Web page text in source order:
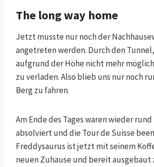
The long way home
Jetzt musste nur noch der
angetreten werden. Durch den
aufgrund der Höhe nicht mehr
zu verladen. Also blieb uns nur noch
Berg zu fahren.
Am Ende des Tages waren wieder rund
absolviert und die Tour de Suisse
Freddysaurus ist jetzt mit seinem
neuen Zuhause und bereit ausgebaut